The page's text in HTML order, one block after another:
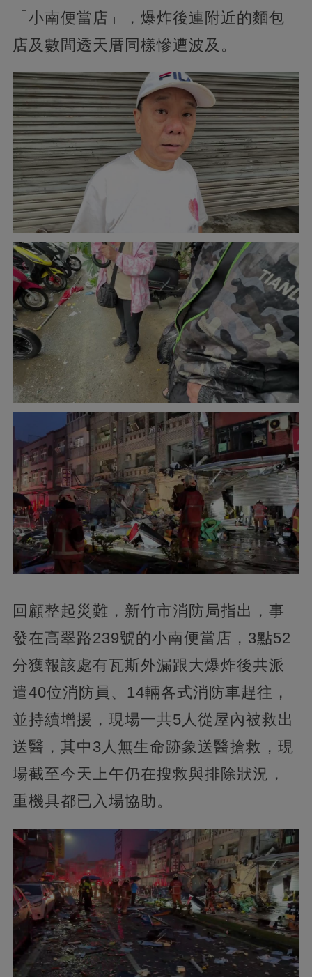
「小南便當店」，爆炸後連附近的麵包
店及數間透天厝同樣慘遭波及。
回顧整起災難，新竹市消防局指出，事
發在高翠路239號的小南便當店，3點52
分獲報該處有瓦斯外漏跟大爆炸後共派
遣40位消防員、14輛各式消防車趕往，
並持續增援，現場一共5人從屋內被救出
送醫，其中3人無生命跡象送醫搶救，現
場截至今天上午仍在搜救與排除狀況，
重機具都已入場協助。